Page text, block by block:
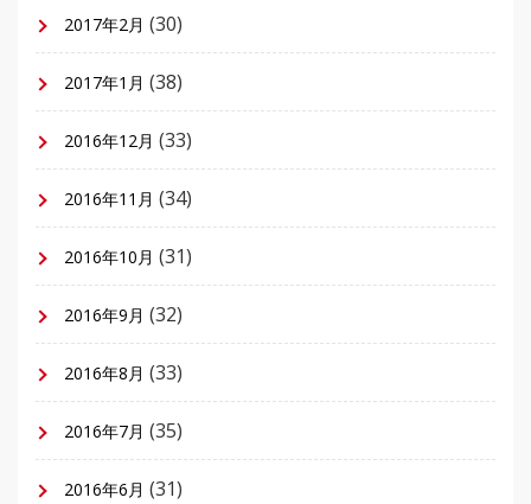
2017年2月 (30)
2017年1月 (38)
2016年12月 (33)
2016年11月 (34)
2016年10月 (31)
2016年9月 (32)
2016年8月 (33)
2016年7月 (35)
2016年6月 (31)